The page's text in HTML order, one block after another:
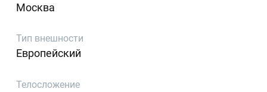
Москва
Тип внешности
Европейский
Телосложение